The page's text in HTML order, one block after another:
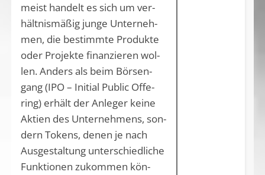
meist han­delt es sich um ver­
hält­nis­mä­ßig jun­ge Un­ter­neh­
men, die be­stimm­te Pro­duk­te
oder Pro­jek­te fi­nan­zie­ren wol­
len. An­ders als beim Bör­sen­
gang (IPO – In­iti­al Pu­blic Of­fe­
ring) er­hält der An­le­ger kei­ne
Ak­ti­en des Un­ter­neh­mens, son­
dern To­kens, de­nen je nach
Aus­ge­stal­tung un­ter­schied­li­che
Funk­tio­nen zu­kom­men kön­